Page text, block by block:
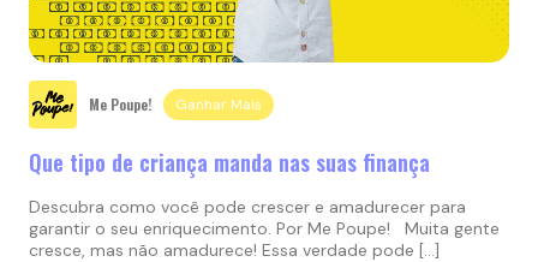
Me Poupe! Ganhar Mais
Que tipo de criança manda nas suas finança
Descubra como você pode crescer e amadurecer para
garantir o seu enriquecimento. Por Me Poupe! Muita gente
cresce, mas não amadurece! Essa verdade pode […]